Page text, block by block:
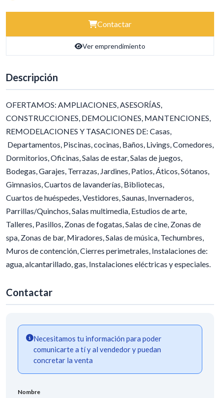
Contactar
Ver emprendimiento
Descripción
OFERTAMOS: AMPLIACIONES, ASESORÍAS,
CONSTRUCCIONES, DEMOLICIONES, MANTENCIONES,
REMODELACIONES Y TASACIONES DE: Casas,
Departamentos, Piscinas, cocinas, Baños, Livings, Comedores,
Dormitorios, Oficinas, Salas de estar, Salas de juegos,
Bodegas, Garajes, Terrazas, Jardines, Patios, Áticos, Sótanos,
Gimnasios, Cuartos de lavanderías, Bibliotecas,
Cuartos de huéspedes, Vestidores, Saunas, Invernaderos,
Parrillas/Quinchos, Salas multimedia, Estudios de arte,
Talleres, Pasillos, Zonas de fogatas, Salas de cine, Zonas de
spa, Zonas de bar, Miradores, Salas de música, Techumbres,
Muros de contención, Cierres perimetrales, Instalaciones de:
agua, alcantarillado, gas, Instalaciones eléctricas y especiales.
Contactar
Necesitamos tu información para poder
comunicarte a tí y al vendedor y puedan
concretar la venta
Nombre